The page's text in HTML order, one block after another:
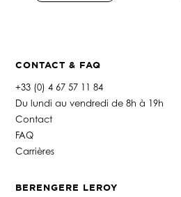
CONTACT & FAQ
+33 (0) 4 67 57 11 84
Du lundi au vendredi de 8h à 19h
Contact
FAQ
Carrières
BERENGERE LEROY